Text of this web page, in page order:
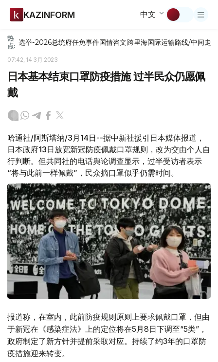
KAZINFORM 中文
热
点: 选举-2026总统府任免事件国情咨文跨里海国际运输路线/中间走廊
07:42, 14 3月 2023
日本基本结束口罩防疫措施 过半民众仍愿佩
戴
哈通社/阿斯塔纳/3月14日--据中新社援引日本媒体报道，
日本政府13日放宽新冠防疫佩戴口罩规则，改为交由个人自
行判断。但共同社的电话舆论调查显示，过半受访者表示
“将与此前一样佩戴”，民众摘口罩似乎仍需时间。
报道称，在室内，此前防疫规则原则上要求佩戴口罩，但由
于新冠在《感染症法》上的定位将在5月8日下调至“5类”，
政府制定了新方针并提前采取对应。持续了约3年的口罩防
疫措施迎来转变。